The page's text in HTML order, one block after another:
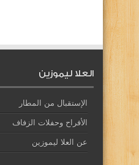
العلا ليموزين
الإستقبال من المطار
الأفراح وحفلات الزفاف
عن العلا ليموزين